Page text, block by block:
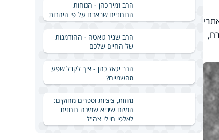
הרב זמיר כהן - הכוחות
הרוחניים שבאדם על פי היהדות
הרב שניר גואטה - ההזדמנות
של החיים שלכם
הרב יגאל כהן - איך לקבל שפע
מהשמיים?
מזוזות, ציציות וספרים מחזקים:
המיזם שיביא שמירה רוחנית
לאלפי חיילי צה"ל